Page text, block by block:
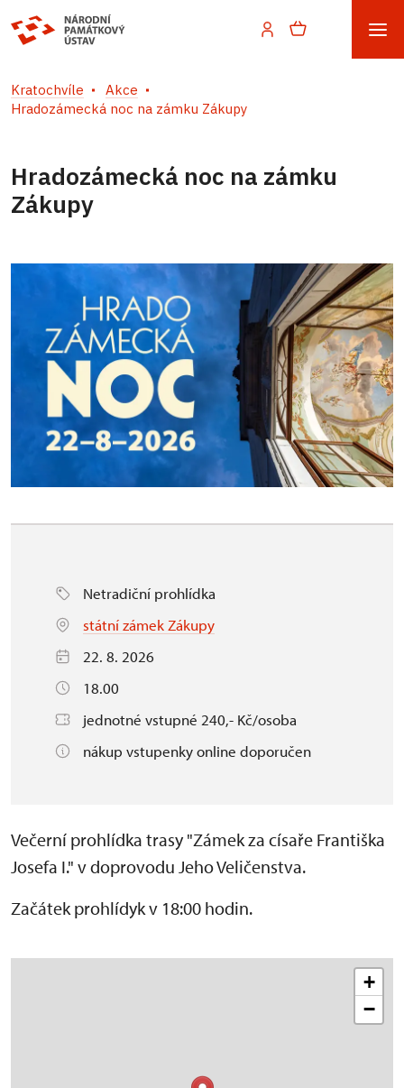
Kratochvíle
Akce
Hradozámecká noc na zámku Zákupy
Hradozámecká noc na zámku
Zákupy
Netradiční prohlídka
státní zámek Zákupy
22. 8. 2026
18.00
jednotné vstupné 240,- Kč/osoba
nákup vstupenky online doporučen
Večerní prohlídka trasy "Zámek za císaře Františka
Josefa I." v doprovodu Jeho Veličenstva.
Začátek prohlídyk v 18:00 hodin.
+
−